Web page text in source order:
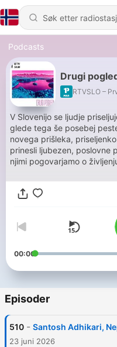
Podcasts
Drugi
RTVSLO –
V Slovenijo se ljudje
glede tega še posebej
novega prišleka,
prinesli ljubezen, poslovne
njimi pogovarjamo o
odkrivali, kako je vse, kar
drugih.
00:00
Episoder
510 - Santosh Adhikari,
23 juni 2026